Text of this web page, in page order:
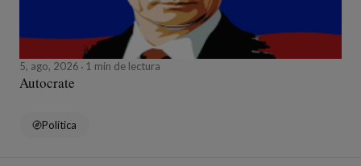
5, ago, 2026 1 min de lectura
Autocrate
Política